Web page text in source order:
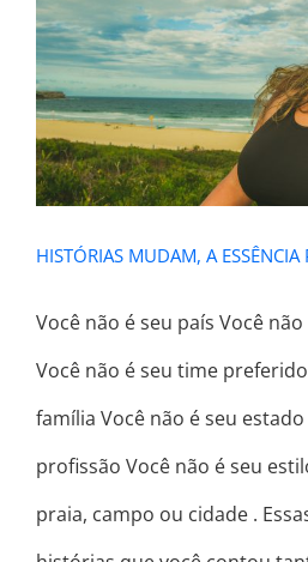
HISTÓRIAS
HISTÓRIAS MUDAM, A ESSÊNCIA
Você não é seu país Você
Você não é seu time
família Você não é seu
profissão Você não é seu
praia, campo ou cidade .